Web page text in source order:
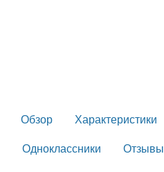
Обзор Характеристики
Одноклассники
Отзывы